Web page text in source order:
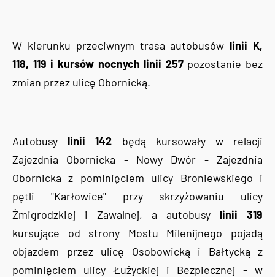
W kierunku przeciwnym trasa autobusów linii K,
118, 119 i kursów nocnych linii 257pozostanie bez
zmian przez ulicę Obornicką.
Autobusy linii 142 będą kursowały w relacji
Zajezdnia Obornicka - Nowy Dwór - Zajezdnia
Obornicka z pominięciem ulicy Broniewskiego i
pętli "Karłowice" przy skrzyżowaniu ulicy
Żmigrodzkiej i Zawalnej, a autobusy linii 319
kursujące od strony Mostu Milenijnego pojadą
objazdem przez ulicę Osobowicką i Bałtycką z
pominięciem ulicy Łużyckiej i Bezpiecznej - w